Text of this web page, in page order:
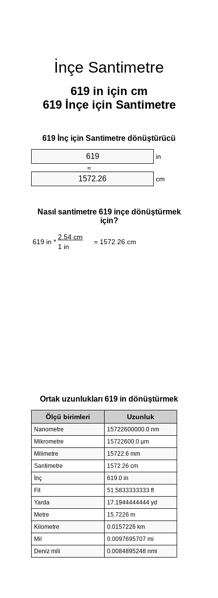
İnçe Santimetre
619 in için cm
619 İnçe için Santimetre
619 İnç için Santimetre dönüştürücü
in
=
cm
Nasıl santimetre 619 inçe dönüştürmek
için?
619 in *
2.54 cm
= 1572.26 cm
1 in
Ortak uzunlukları 619 in dönüştürmek
Ölçü birimleri Uzunluk
Nanometre
15722600000.0 nm
Mikrometre
15722600.0 µm
Milimetre
15722.6 mm
Santimetre
1572.26 cm
İnç
619.0 in
Fit
51.5833333333 ft
Yarda
17.1944444444 yd
Metre
15.7226 m
Kilometre
0.0157226 km
Mil
0.0097695707 mi
Deniz mili
0.0084895248 nmi